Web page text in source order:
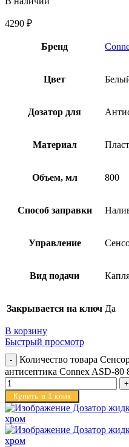
4290 ₽
Бренд
Цвет
Дозатор для
Материал
Объем, мл 800
Способ заправки
Управление
Вид подачи
Закрывается на ключ Да
В корзину
Быстрый просмотр
Количество товара
антисептика Connex ASD-80
Купить в 1 клик